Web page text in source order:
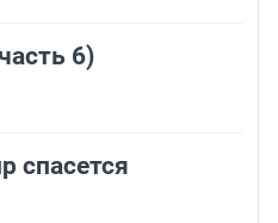
6)
спасется